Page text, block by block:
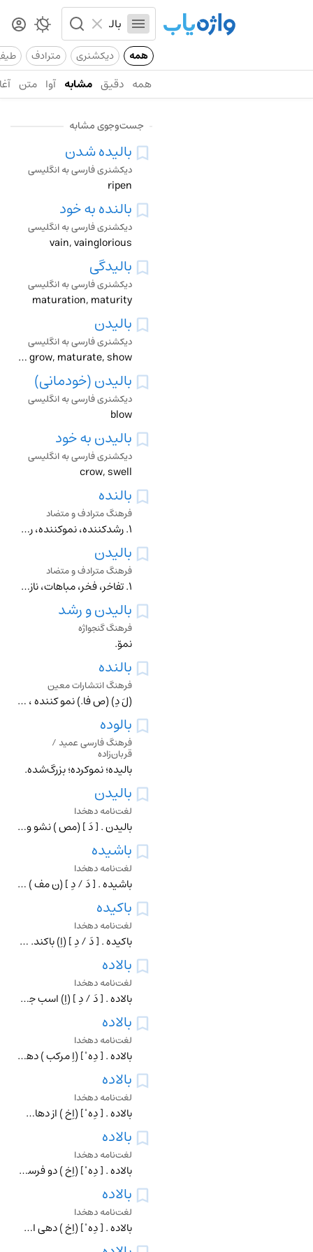
همه دیکشنری مترادف
همه دقیق مشابه آوا متن
جست‌وجوی مشابه
بالیده شدن
دیکشنری فارسی به انگلیسی
ripen
بالنده به خود
دیکشنری فارسی به انگلیسی
vain, vainglorious
بالیدگی
دیکشنری فارسی به انگلیسی
maturation, maturity
بالیدن
دیکشنری فارسی به انگلیسی
brag, breed, develop, flaunt, grow, maturate, show
بالیدن (خودمانی)
دیکشنری فارسی به انگلیسی
blow
بالیدن به خود
دیکشنری فارسی به انگلیسی
crow, swell
بالنده
فرهنگ مترادف و متضاد
۱. رشدکننده، نموکننده، رشدیابنده ۲. مفتخر، مباهی
بالیدن
فرهنگ مترادف و متضاد
۱. تفاخر، فخر، مباهات، نازش ۲. رشد، نشو، نمو ۳. رشد کردن، قد کشیدن، نمو کردن، نشوونما کردن ۴. نازیدن ۵. فخر کردن، مباهات کردن، تفاخر کردن ۶. افزایش یافتن، زیاد
بالیدن و رشد
فرهنگ گنجواژه
نموّ.
بالنده
فرهنگ انتشارات معین
(لَ دِ) (ص فا.) نمو کننده ، نشو و نما - کننده .
بالوده
فرهنگ فارسی عمید /
قربان‌زاده
بالیده؛ نموکرده؛ بزرگ‌شده.
بالیدن
لغت‌نامه دهخدا
بالیدن . [ دَ ] (مص ) نشو و نما و فزونی اندامها باشد از همه سو. (ذخیره ٔ خوارزمشاهی ). نمو کردن . (ناظم الاطباء). دراز شدن چنانکه در گیاه و امثال آن . نشاء. (تر
باشیده
لغت‌نامه دهخدا
باشیده . [ دَ / دِ ] (ن مف ) بوده . || مقیم . سکونت کرده . متوقف . منزل گزیده : مردی بود از عرب ببخارا باشیده ، و مردی مبارز بود و مذهب شیعه داشتی . (تاریخ بخار
باکیده
لغت‌نامه دهخدا
باکیده . [ دَ / دِ ] (اِ) باکند. یاقوت . (برهان قاطع) (ناظم الاطباء). یاقوت سرخ . (فرهنگ شعوری ج 1 ص 192). محرف یاکند است . رجوع به یاکند شود. || حریر تنک باف و
بالاده
لغت‌نامه دهخدا
بالاده . [ دَ / دِ ] (اِ) اسب جنیبت را گویند که اسب کوتل باشد. (برهان قاطع) (آنندراج ). بالاذ. (آنندراج ) (انجمن آرای ناصری ).کوتل . (ناظم الاطباء). و رجوع به ب
بالاده
لغت‌نامه دهخدا
بالاده . [ دِه ْ ] (اِ مرکب ) دهی که در بالاست نسبت بده دیگر. مقابل پائین ده .
بالاده
لغت‌نامه دهخدا
بالاده . [ دِه ْ ] (اِخ ) از دهات لار. رجوع به دبان شود. (فرهنگ جغرافیایی ایران ج 7).
بالاده
لغت‌نامه دهخدا
بالاده . [ دِه ْ ] (اِخ ) دو فرسخ میانه ٔ شمال و مغرب شمال اسفایقان است . (فارسنامه ٔ ناصری ). دهی است از دهستان جره بخش مرکزی شهرستان کازرون که در 54 هزارگزی ج
بالاده
لغت‌نامه دهخدا
بالاده . [ دِه ْ ] (اِخ ) دهی است از دهستان نرم آب بخش دودانگه شهرستان ساری که در 18 هزارگزی جنوب کیاسر و 12هزارگزی شمال باختری فولاد محله واقع است . ناحیه ایست